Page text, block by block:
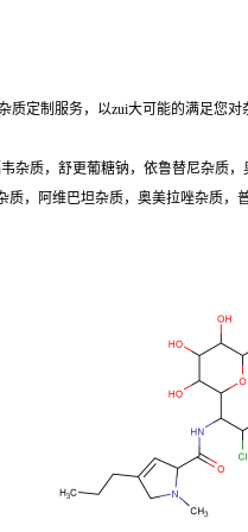
定制服务，以zui大可能的满足您对
质，舒更葡糖钠，依鲁替尼杂质
，阿维巴坦杂质，奥美拉唑杂质